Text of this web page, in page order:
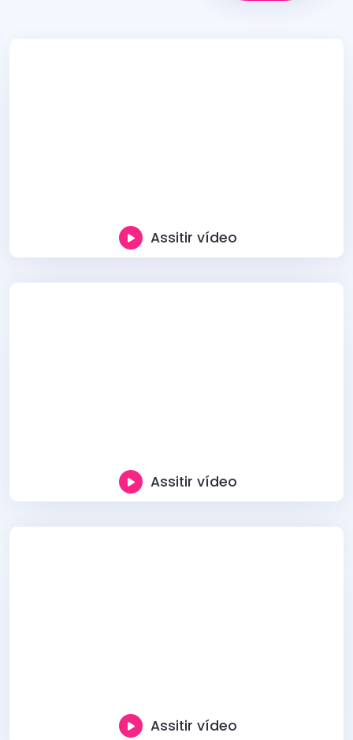
Assitir vídeo
Assitir vídeo
Assitir vídeo